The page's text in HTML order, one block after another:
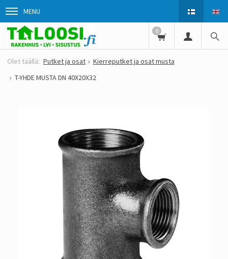
MENU
0
Putket ja osat
Kierreputket ja osat musta
T-YHDE MUSTA DN 40X20X32